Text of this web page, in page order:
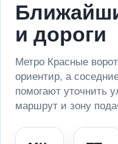
и дороги
Метро Красные
ориентир, а
помогают уточнить
маршрут и зону